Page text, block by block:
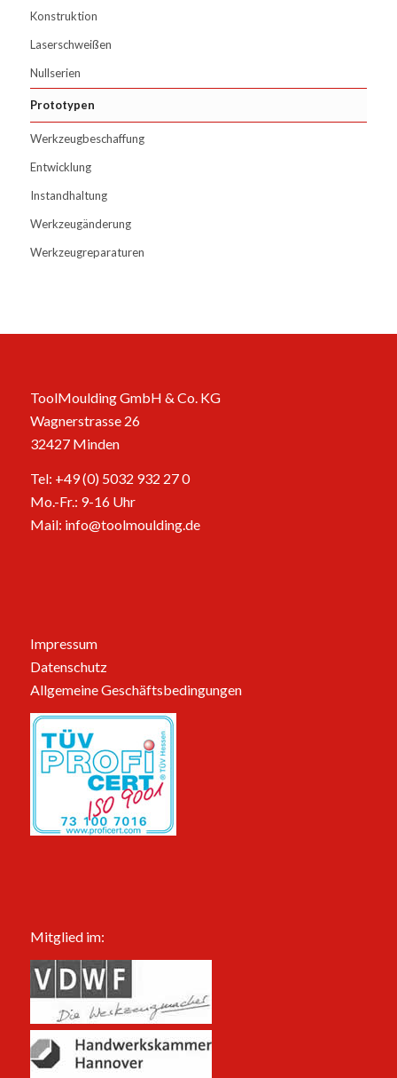
Konstruktion
Laserschweißen
Nullserien
Prototypen
Werkzeugbeschaffung
Entwicklung
Instandhaltung
Werkzeugänderung
Werkzeugreparaturen
ToolMoulding GmbH & Co. KG
Wagnerstrasse 26
32427 Minden
Tel: +49 (0) 5032 932 27 0
Mo.-Fr.: 9-16 Uhr
Mail: info@toolmoulding.de
Impressum
Datenschutz
Allgemeine Geschäftsbedingungen
Mitglied im: